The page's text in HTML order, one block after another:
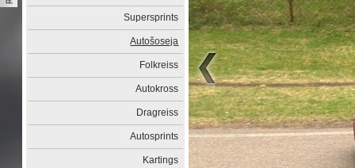
Supersprints
Autošoseja
Folkreiss
Autokross
Dragreiss
Autosprints
Kartings